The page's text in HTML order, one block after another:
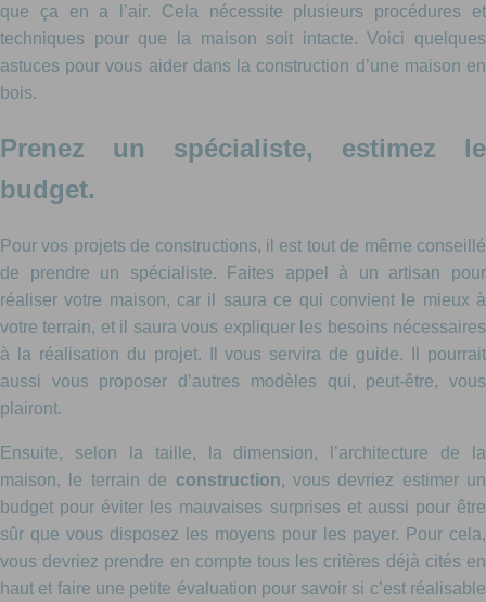
que ça en a l’air. Cela nécessite plusieurs procédures et
techniques pour que la maison soit intacte. Voici quelques
astuces pour vous aider dans la construction d’une maison en
bois.
Prenez un spécialiste, estimez le
budget.
Pour vos projets de constructions, il est tout de même conseillé
de prendre un spécialiste. Faites appel à un artisan pour
réaliser votre maison, car il saura ce qui convient le mieux à
votre terrain, et il saura vous expliquer les besoins nécessaires
à la réalisation du projet. Il vous servira de guide. Il pourrait
aussi vous proposer d’autres modèles qui, peut-être, vous
plairont.
Ensuite, selon la taille, la dimension, l’architecture de la
maison, le terrain de construction, vous devriez estimer un
budget pour éviter les mauvaises surprises et aussi pour être
sûr que vous disposez les moyens pour les payer. Pour cela,
vous devriez prendre en compte tous les critères déjà cités en
haut et faire une petite évaluation pour savoir si c’est réalisable